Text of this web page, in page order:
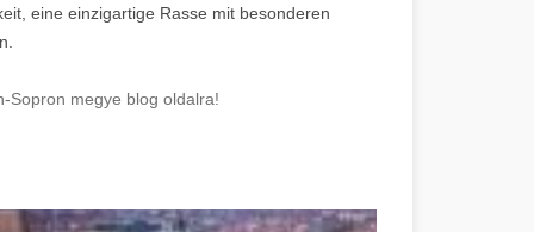
eine einzigartige Rasse mit besonderen
Sopron megye blog oldalra!